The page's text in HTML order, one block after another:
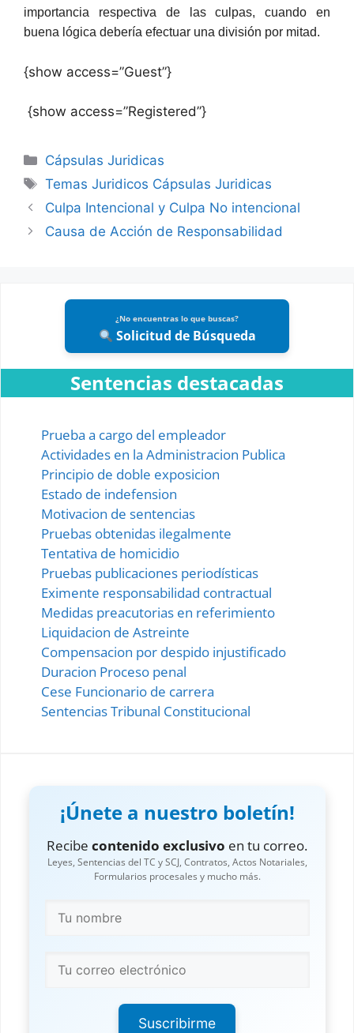
importancia respectiva de las culpas, cuando en
buena lógica debería efectuar una división por mitad.
{show access=”Guest”}
{show access=”Registered”}
Categories
Cápsulas Juridicas
Tags
Temas Juridicos Cápsulas Juridicas
Culpa Intencional y Culpa No intencional
Causa de Acción de Responsabilidad
¿No encuentras lo que buscas?
Solicitud de Búsqueda
Sentencias destacadas
Prueba a cargo del empleador
Actividades en la Administracion Publica
Principio de doble exposicion
Estado de indefension
Motivacion de sentencias
Pruebas obtenidas ilegalmente
Tentativa de homicidio
Pruebas publicaciones periodísticas
Eximente responsabilidad contractual
Medidas preacutorias en referimiento
Liquidacion de Astreinte
Compensacion por despido injustificado
Duracion Proceso penal
Cese Funcionario de carrera
Sentencias Tribunal Constitucional
¡Únete a nuestro boletín!
Recibe contenido exclusivo en tu correo.
Leyes, Sentencias del TC y SCJ, Contratos, Actos Notariales,
Formularios procesales y mucho más.
Suscribirme